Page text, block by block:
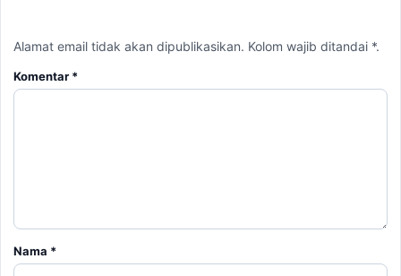
Simpan nama, email, dan situs web saya pada peramban ini